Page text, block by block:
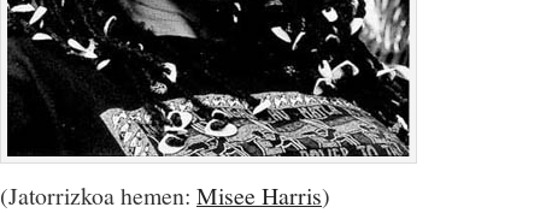
(Jatorrizkoa hemen: Misee Harris)